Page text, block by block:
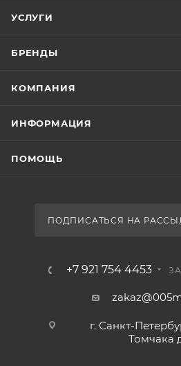
УСЛУГИ
БРЕНДЫ
КОМПАНИЯ
ИНФОРМАЦИЯ
ПОМОЩЬ
ПОДПИСАТЬСЯ НА
+7 921 754 4453
г. Санкт-
Томчака